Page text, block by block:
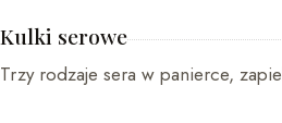
Kulki serowe
Trzy rodzaje sera w panierce,